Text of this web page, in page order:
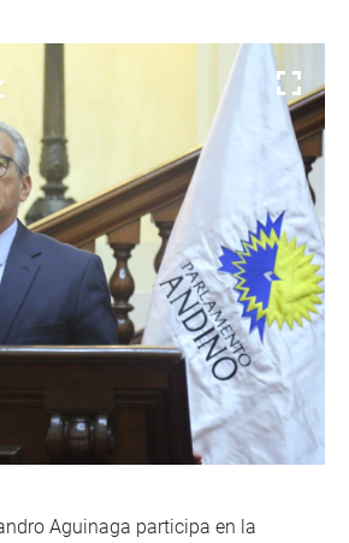
Aguinaga participa en la